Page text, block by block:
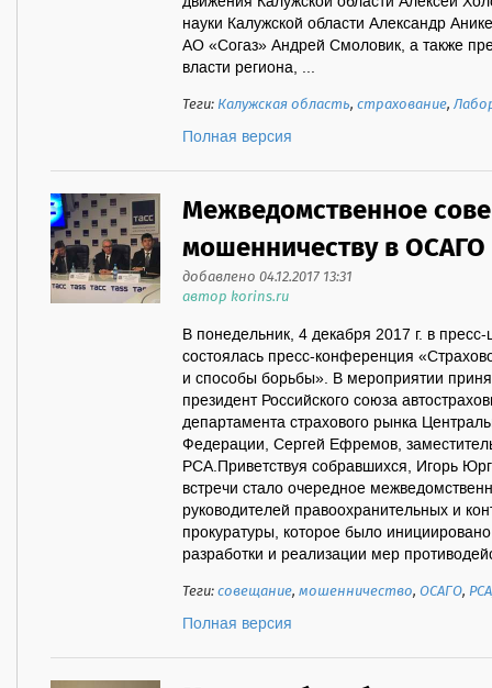
науки Калужской области Александр
АО «Согаз» Андрей Смоловик, а также
власти региона, ...
Теги:Калужская область,страхование,
Полная версия
Межведомственное
мошенничеству в
добавлено 04.12.2017 13:31
автор korins.ru
В понедельник, 4 декабря 2017 г. в
состоялась пресс-конференция
и способы борьбы». В мероприятии
президент Российского союза
департамента страхового рынка
Федерации, Сергей Ефремов,
РСА.Приветствуя собравшихся, Игорь
встречи стало очередное
руководителей правоохранительных и
прокуратуры, которое было
разработки и реализации мер
Теги:совещание,мошенничество,ОСАГО, РСА
Полная версия